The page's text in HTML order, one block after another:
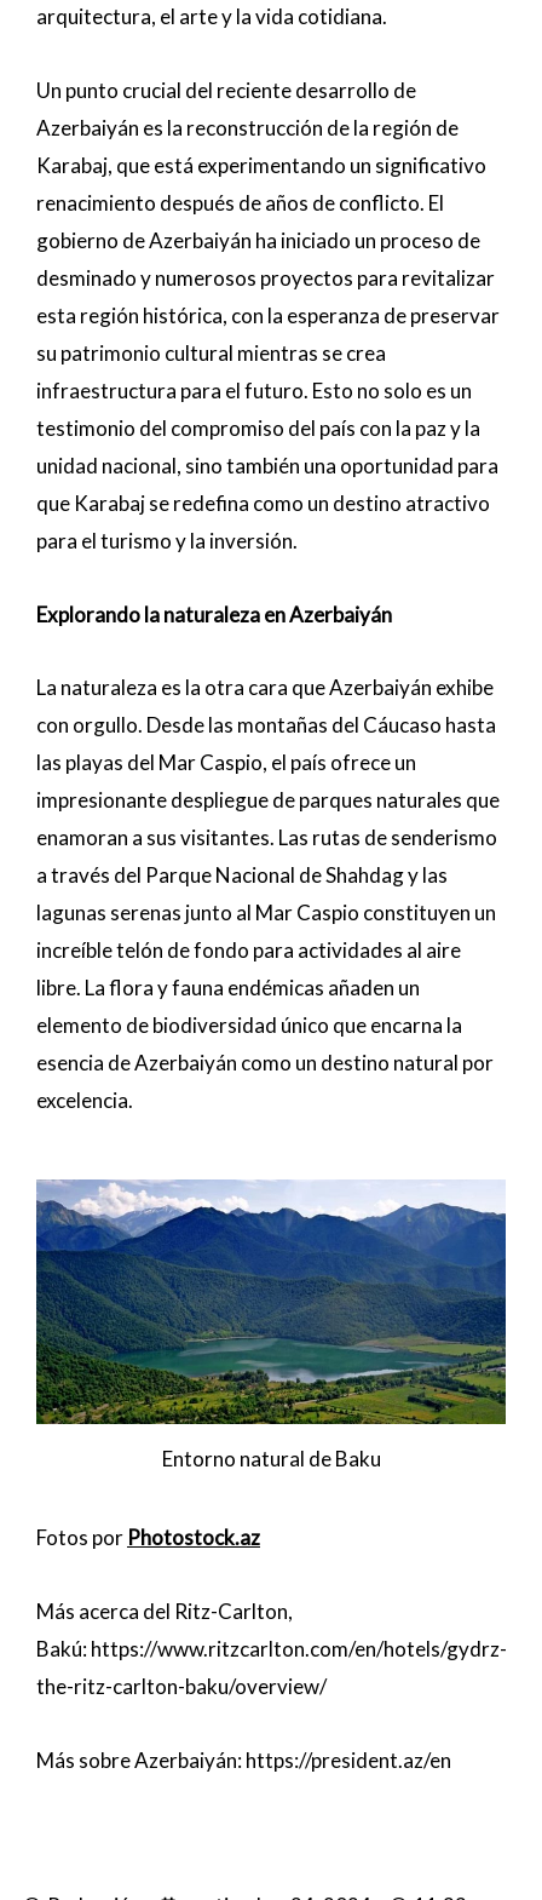
arquitectura, el arte y la vida cotidiana.
Un punto crucial del reciente desarrollo de
Azerbaiyán es la reconstrucción de la región de
Karabaj, que está experimentando un significativo
renacimiento después de años de conflicto. El
gobierno de Azerbaiyán ha iniciado un proceso de
desminado y numerosos proyectos para revitalizar
esta región histórica, con la esperanza de preservar
su patrimonio cultural mientras se crea
infraestructura para el futuro. Esto no solo es un
testimonio del compromiso del país con la paz y la
unidad nacional, sino también una oportunidad para
que Karabaj se redefina como un destino atractivo
para el turismo y la inversión.
Explorando la naturaleza en Azerbaiyán
La naturaleza es la otra cara que Azerbaiyán exhibe
con orgullo. Desde las montañas del Cáucaso hasta
las playas del Mar Caspio, el país ofrece un
impresionante despliegue de parques naturales que
enamoran a sus visitantes. Las rutas de senderismo
a través del Parque Nacional de Shahdag y las
lagunas serenas junto al Mar Caspio constituyen un
increíble telón de fondo para actividades al aire
libre. La flora y fauna endémicas añaden un
elemento de biodiversidad único que encarna la
esencia de Azerbaiyán como un destino natural por
excelencia.
Entorno natural de Baku
Fotos por Photostock.az
Más acerca del Ritz-Carlton,
Bakú:https://www.ritzcarlton.com/en/hotels/gydrz-
the-ritz-carlton-baku/overview/
Más sobre Azerbaiyán:https://president.az/en